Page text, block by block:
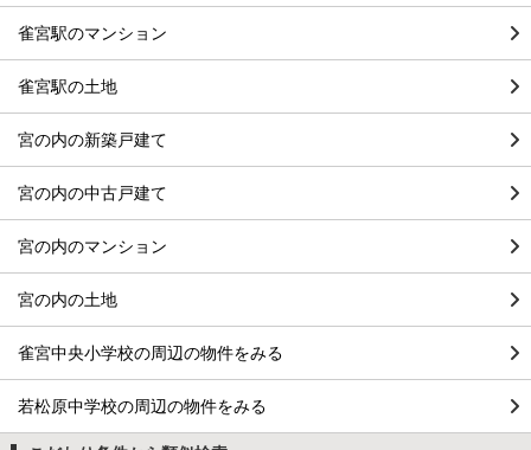
雀宮駅のマンション
雀宮駅の土地
宮の内の新築戸建て
宮の内の中古戸建て
宮の内のマンション
宮の内の土地
雀宮中央小学校の周辺の物件をみる
若松原中学校の周辺の物件をみる